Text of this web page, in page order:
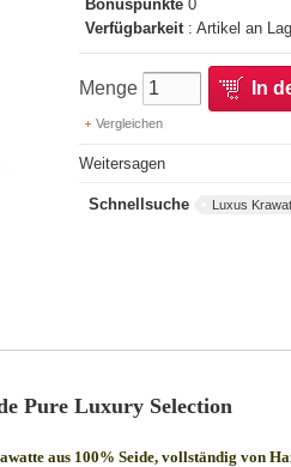
Bonuspunkte 0
Verfügbarkeit : Artikel an
Menge In
Vergleichen
Weitersagen
Schnellsuche Luxus
Pure Luxury Selection
aus 100% Seide, vollständig von